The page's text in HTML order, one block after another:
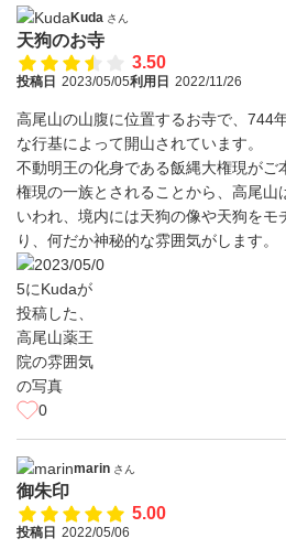
Kuda さん
天狗のお寺
3.50
投稿日 2023/05/05利用日 2022/11/26
高尾山の山腹に位置するお寺で、744
な行基によって開山されています。
不動明王の化身である飯縄大権現がご
権現の一族とされることから、高尾山
いわれ、境内には天狗の像や天狗をモ
り、何だか神秘的な雰囲気がします。
0
marin さん
御朱印
5.00
投稿日 2022/05/06